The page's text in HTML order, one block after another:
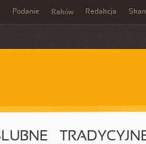
Podanie Raków Redakcja
–